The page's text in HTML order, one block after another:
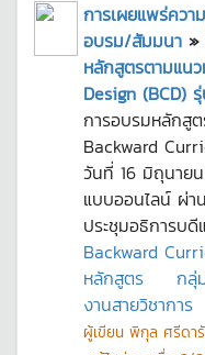
การเผยแพร่ควา
อบรม/สัมมนา »
หลักสูตรตามแน
Design (BCD)
การอบรมหลักสู
Backward
วันที่ 16 มิถุนาย
แบบออนไลน์ ผ่า
ประชุมอธิการบดี
Backward
หลักสูตร
กลุ่
งานสายวิชาการ
ผู้เขียน พิกุล ศรีดา